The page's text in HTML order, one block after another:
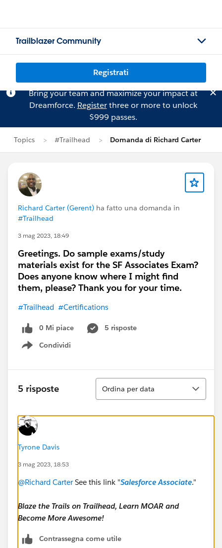
Trailblazer Community
Registrati
Bring your team and maximize your impact at
Dreamforce. Registerthree or more to unlock
$999 passes.
Topics #Trailhead Domanda di Richard Carter
Richard Carter (Gerent) ha fatto una domanda in
#Trailhead
3 mag 2023, 18:49
Greetings. Do sample exams/study
materials exist for the SF Associates Exam?
Does anyone know where I might find
them, please? Thank you for your time.
#Trailhead #Certifications
0 Mi piace
5 risposte
Condividi
Show menu
5 risposte
Ordina
Ordina per data
Tyrone Davis
3 mag 2023, 18:53
@Richard CarterSee this link "Salesforce Associate."
Blaze the Trails on Trailhead, Learn MOAR and
Become More Awesome!
Contrassegna come utile